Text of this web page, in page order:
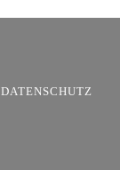
DATENSCHUTZ